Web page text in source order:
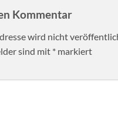
Kommentar
wird nicht
sind mit * markiert